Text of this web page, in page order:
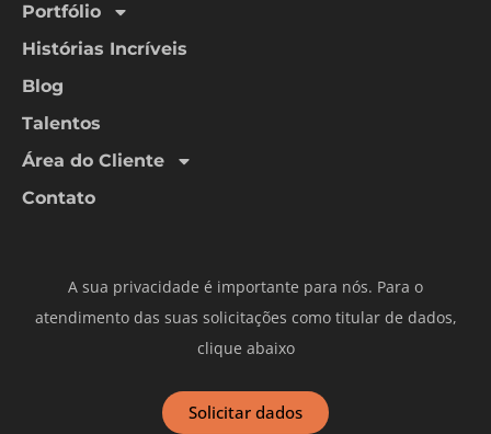
Portfólio
Histórias Incríveis
Blog
Talentos
Área do Cliente
Contato
A sua privacidade é importante para nós. Para o
atendimento das suas solicitações como titular de dados,
clique abaixo
Solicitar dados